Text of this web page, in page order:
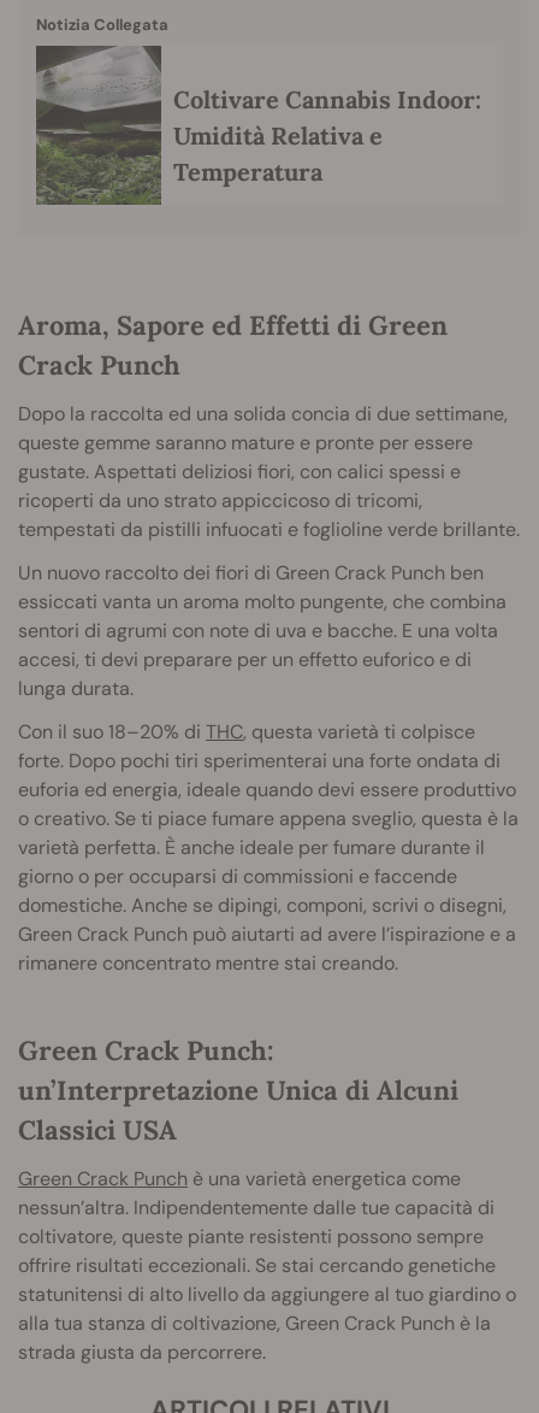
Notizia Collegata
Coltivare Cannabis Indoor:
Umidità Relativa e
Temperatura
Aroma, Sapore ed Effetti di Green
Crack Punch
Dopo la raccolta ed una solida concia di due settimane,
queste gemme saranno mature e pronte per essere
gustate. Aspettati deliziosi fiori, con calici spessi e
ricoperti da uno strato appiccicoso di tricomi,
tempestati da pistilli infuocati e foglioline verde brillante.
Un nuovo raccolto dei fiori di Green Crack Punch ben
essiccati vanta un aroma molto pungente, che combina
sentori di agrumi con note di uva e bacche. E una volta
accesi, ti devi preparare per un effetto euforico e di
lunga durata.
Con il suo 18–20% di THC, questa varietà ti colpisce
forte. Dopo pochi tiri sperimenterai una forte ondata di
euforia ed energia, ideale quando devi essere produttivo
o creativo. Se ti piace fumare appena sveglio, questa è la
varietà perfetta. È anche ideale per fumare durante il
giorno o per occuparsi di commissioni e faccende
domestiche. Anche se dipingi, componi, scrivi o disegni,
Green Crack Punch può aiutarti ad avere l’ispirazione e a
rimanere concentrato mentre stai creando.
Green Crack Punch:
un’Interpretazione Unica di Alcuni
Classici USA
Green Crack Punch è una varietà energetica come
nessun’altra. Indipendentemente dalle tue capacità di
coltivatore, queste piante resistenti possono sempre
offrire risultati eccezionali. Se stai cercando genetiche
statunitensi di alto livello da aggiungere al tuo giardino o
alla tua stanza di coltivazione, Green Crack Punch è la
strada giusta da percorrere.